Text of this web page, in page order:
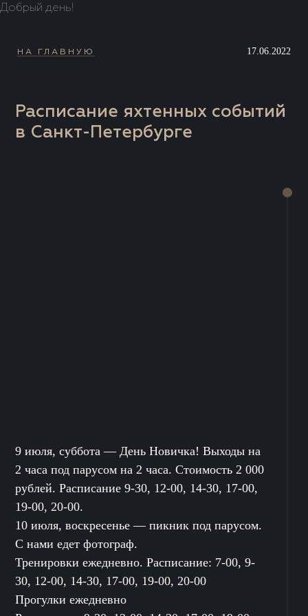
Добрый день!
НА ГЛАВНУЮ 17.06.2022
Расписание яхтенных событий
в Санкт-Петербурге
9 июля, суббота — День Новичка! Выходы на
2 часа под парусом на 2 часа. Стоимость 2 000
рублей. Расписание 9-30, 12-00, 14-30, 17-00,
19-00, 20-00.
10 июля, воскресенье — пикник под парусом.
С нами едет фотограф.
Тренировки ежедневно. Расписание: 7-00, 9-
30, 12-00, 14-30, 17-00, 19-00, 20-00
Прогулки ежедневно